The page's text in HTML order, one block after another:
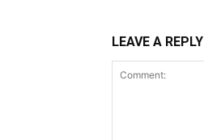
LEAVE A REPLY